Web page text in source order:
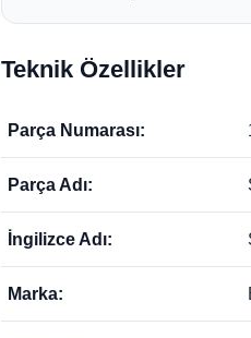
Teknik Özellikler
Parça Numarası:
Parça Adı:
İngilizce Adı:
Marka: